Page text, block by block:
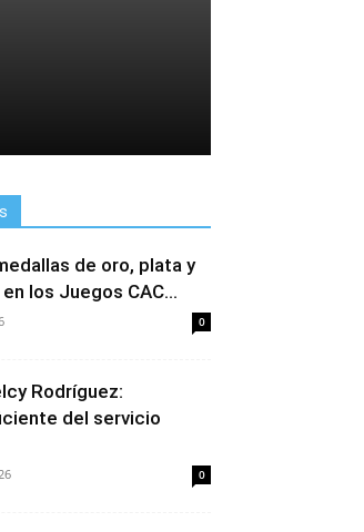
de oro, plata y
los Juegos CAC...
0
Rodríguez:
del servicio
0